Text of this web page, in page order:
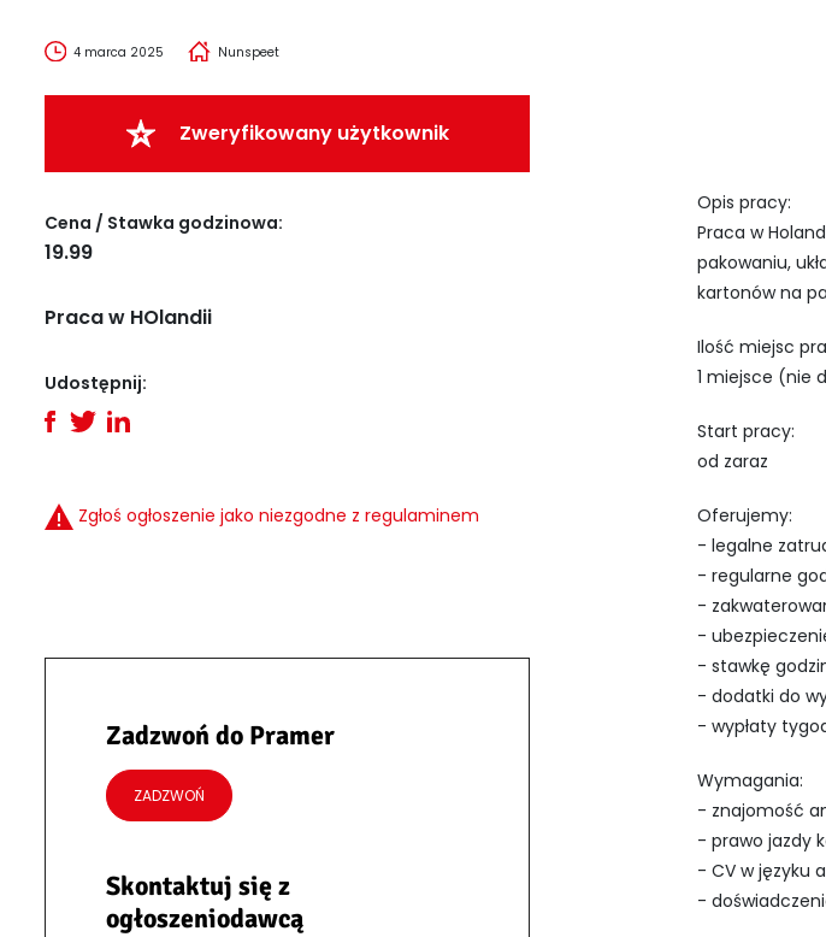
4 marca 2025 Nunspeet
Zweryfikowany użytkownik
Cena / Stawka godzinowa:
19.99
Praca w HOlandii
Udostępnij:
Zgłoś ogłoszenie jako niezgodne z regulaminem
Zadzwoń do Pramer
ZADZWOŃ
Skontaktuj się z
ogłoszeniodawcą
Opis pracy:
Praca w
pakowaniu,
kartonów na
Ilość miejsc
1 miejsce (nie
Start pracy:
od zaraz
Oferujemy:
- legalne
- regularne
-
-
- stawkę
- dodatki do
- wypłaty
Wymagania:
- znajomość
- prawo jazdy
- CV w języku
-